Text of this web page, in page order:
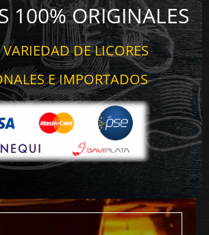
100% ORIGINALES
DE LICORES
E IMPORTADOS